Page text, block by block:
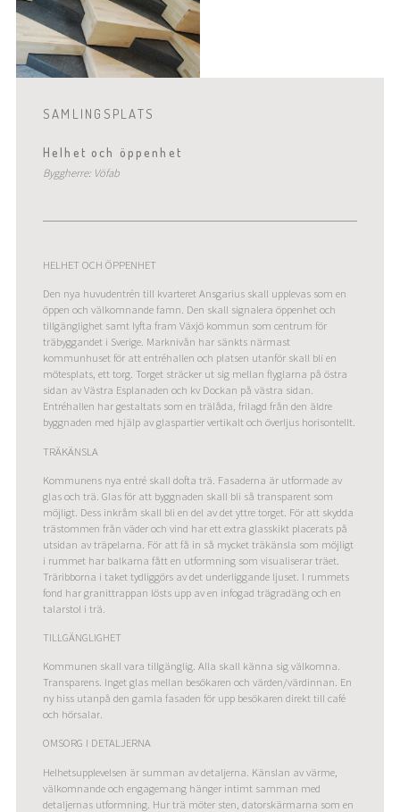
SAMLINGSPLATS
Helhet och öppenhet
Byggherre: Vöfab
HELHET OCH ÖPPENHET
Den nya huvudentrén till kvarteret Ansgarius skall upplevas som en
öppen och välkomnande famn. Den skall signalera öppenhet och
tillgänglighet samt lyfta fram Växjö kommun som centrum för
träbyggandet i Sverige. Marknivån har sänkts närmast
kommunhuset för att entréhallen och platsen utanför skall bli en
mötesplats, ett torg. Torget sträcker ut sig mellan flyglarna på östra
sidan av Västra Esplanaden och kv Dockan på västra sidan.
Entréhallen har gestaltats som en trälåda, frilagd från den äldre
byggnaden med hjälp av glaspartier vertikalt och överljus horisontellt.
TRÄKÄNSLA
Kommunens nya entré skall dofta trä. Fasaderna är utformade av
glas och trä. Glas för att byggnaden skall bli så transparent som
möjligt. Dess inkråm skall bli en del av det yttre torget. För att skydda
trästommen från väder och vind har ett extra glasskikt placerats på
utsidan av träpelarna. För att få in så mycket träkänsla som möjligt
i rummet har balkarna fått en utformning som visualiserar träet.
Träribborna i taket tydliggörs av det underliggande ljuset. I rummets
fond har granittrappan lösts upp av en infogad trägradäng och en
talarstol i trä.
TILLGÄNGLIGHET
Kommunen skall vara tillgänglig. Alla skall känna sig välkomna.
Transparens. Inget glas mellan besökaren och värden/värdinnan. En
ny hiss utanpå den gamla fasaden för upp besökaren direkt till café
och hörsalar.
OMSORG I DETALJERNA
Helhetsupplevelsen är summan av detaljerna. Känslan av värme,
välkomnande och engagemang hänger intimt samman med
detaljernas utformning. Hur trä möter sten, datorskärmarna som en